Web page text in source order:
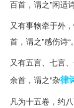
百首，谓之”闲适诗
又有事物牵于外
首，谓之”感伤诗“。
又有五言、七言
余首，谓之”杂律
凡为十五卷，约八